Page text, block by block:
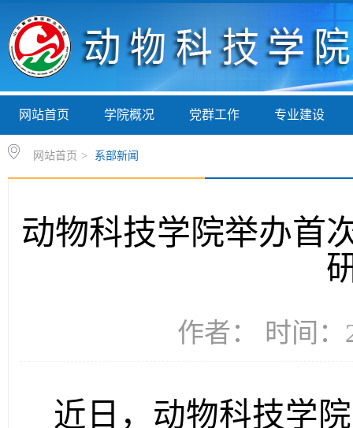
网站首页 学院概况 党群工作 专业建设
网站首页 > 系部新闻
动物科技学院举办首
作者： 时间：
近日，动物科技学